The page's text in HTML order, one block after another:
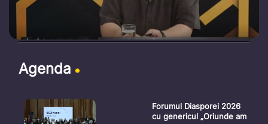
Agenda
Forumul Diasporei 2026
cu genericul „Oriunde am